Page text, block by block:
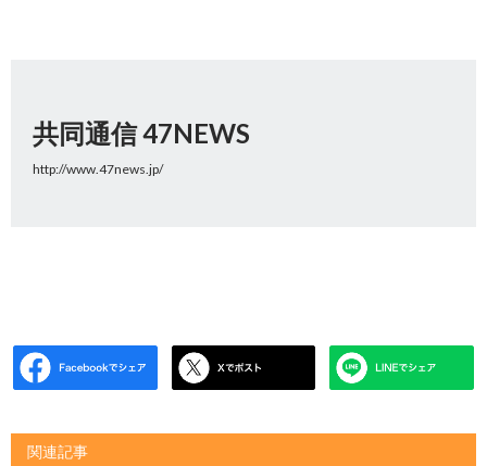
共同通信 47NEWS
http://www.47news.jp/
関連記事